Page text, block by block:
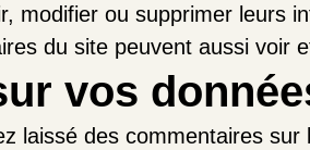
modifier ou supprimer leurs
du site peuvent aussi voir
vos
laissé des commentaires